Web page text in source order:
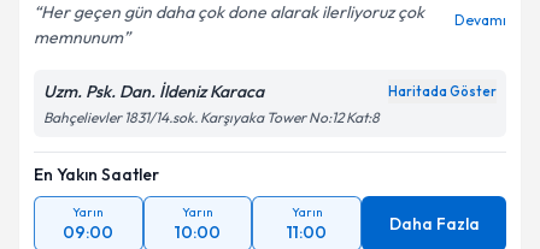
Her geçen gün daha çok done alarak ilerliyoruz çok
memnunum
Devamı
Uzm. Psk. Dan. İldeniz Karaca Haritada Göster
Bahçelievler 1831/14.sok. Karşıyaka Tower No:12 Kat:8
En Yakın Saatler
Yarın
09:00
Yarın
10:00
Yarın
11:00 Daha Fazla